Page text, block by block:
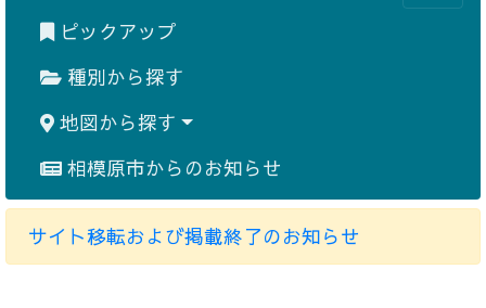
ピックアップ
種別から探す
地図から探す
相模原市からのお知らせ
サイト移転および掲載終了のお知らせ